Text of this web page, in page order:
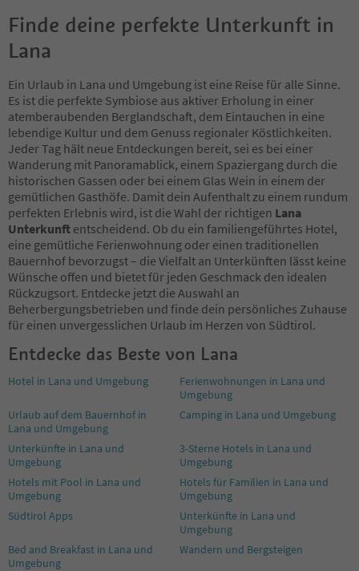
Finde deine perfekte Unterkunft in
Lana
Ein Urlaub in Lana und Umgebung ist eine Reise für alle Sinne.
Es ist die perfekte Symbiose aus aktiver Erholung in einer
atemberaubenden Berglandschaft, dem Eintauchen in eine
lebendige Kultur und dem Genuss regionaler Köstlichkeiten.
Jeder Tag hält neue Entdeckungen bereit, sei es bei einer
Wanderung mit Panoramablick, einem Spaziergang durch die
historischen Gassen oder bei einem Glas Wein in einem der
gemütlichen Gasthöfe. Damit dein Aufenthalt zu einem rundum
perfekten Erlebnis wird, ist die Wahl der richtigen Lana
Unterkunft entscheidend. Ob du ein familiengeführtes Hotel,
eine gemütliche Ferienwohnung oder einen traditionellen
Bauernhof bevorzugst – die Vielfalt an Unterkünften lässt keine
Wünsche offen und bietet für jeden Geschmack den idealen
Rückzugsort. Entdecke jetzt die Auswahl an
Beherbergungsbetrieben und finde dein persönliches Zuhause
für einen unvergesslichen Urlaub im Herzen von Südtirol.
Entdecke das Beste von Lana
Hotel in Lana und Umgebung
Ferienwohnungen in Lana und
Umgebung
Urlaub auf dem Bauernhof in
Lana und Umgebung
Camping in Lana und Umgebung
Unterkünfte in Lana und
Umgebung
3-Sterne Hotels in Lana und
Umgebung
Hotels mit Pool in Lana und
Umgebung
Hotels für Familien in Lana und
Umgebung
Südtirol Apps
Unterkünfte in Lana und
Umgebung
Bed and Breakfast in Lana und
Umgebung
Wandern und Bergsteigen